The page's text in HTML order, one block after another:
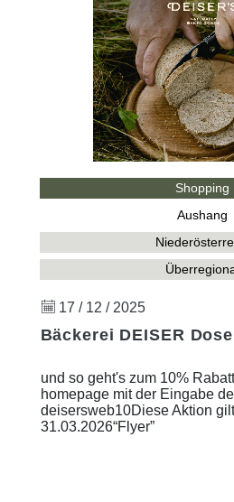
Shopping
Aushang
17 / 12 / 2025
Bäckerei DEISER
und so geht's zum 10%
homepage mit der Eingabe
deisersweb10Diese Aktion
31.03.2026“Flyer”